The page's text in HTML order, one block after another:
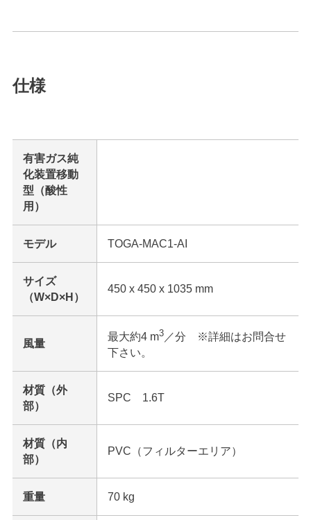
仕様
有害ガス純
化装置移動
型（酸性
用）
モデル TOGA-MAC1-AI
サイズ
（W×D×H）
450 x 450 x 1035 mm
風量
最大約4 m3 ／分 ※詳細はお問合せ
下さい。
材質（外
部）
SPC 1.6T
材質（内
部）
PVC（フィルターエリア）
重量 70 kg